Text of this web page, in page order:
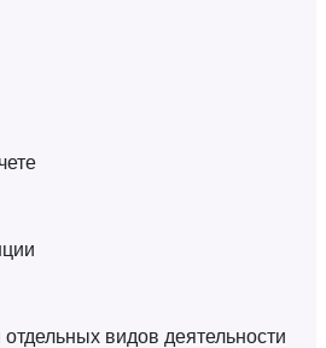
видов деятельности